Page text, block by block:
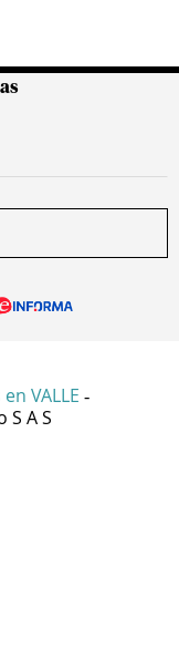
VALLE -
S A S